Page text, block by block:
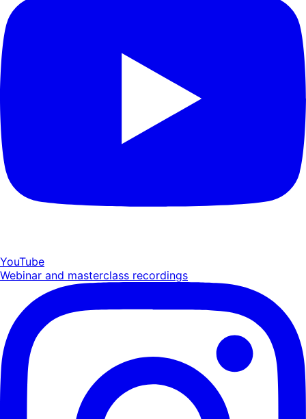
YouTube
Webinar and masterclass recordings